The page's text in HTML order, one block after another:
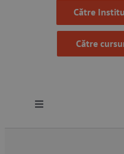
Către
Către
Toggle